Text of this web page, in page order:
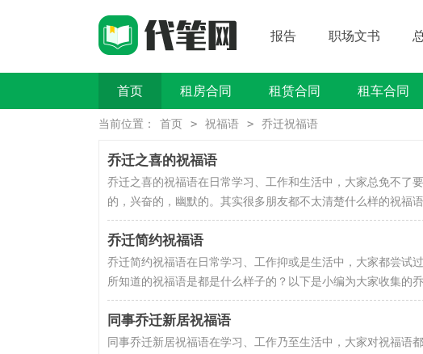
报告 职场文书
买卖类合同 借贷类合
首页 租房合同 租赁合同 租车合同
当前位置： 首页 > 祝福语 > 乔迁祝福语
乔迁之喜的祝福语
乔迁之喜的祝福语在日常学习、工作和生活中，大家总免不了
的，兴奋的，幽默的。其实很多朋友都不太清楚什么样的祝福
乔迁简约祝福语
乔迁简约祝福语在日常学习、工作抑或是生活中，大家都尝试
所知道的祝福语是都是什么样子的？以下是小编为大家收集的
同事乔迁新居祝福语
同事乔迁新居祝福语在学习、工作乃至生活中，大家对祝福语